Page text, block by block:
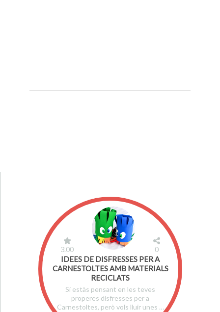
3.00 0
IDEES DE DISFRESSES PER A
CARNESTOLTES AMB MATERIALS
RECICLATS
Si estàs pensant en les teves
properes disfresses per a
Carnestoltes, però vols lluir unes …